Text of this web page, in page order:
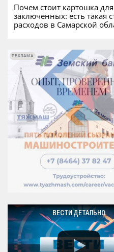
Почем стоит картошка для
заключенных: есть такая
расходов в Самарской
РЕКЛАМА
РЕКЛАМА
ВЕСТИ ДЕТАЛЬНО